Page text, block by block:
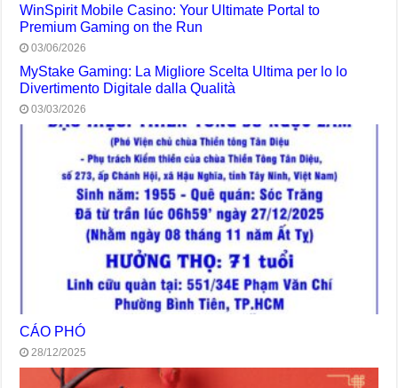
WinSpirit Mobile Casino: Your Ultimate Portal to
Premium Gaming on the Run
03/06/2026
MyStake Gaming: La Migliore Scelta Ultima per lo lo
Divertimento Digitale dalla Qualità
03/03/2026
CÁO PHÓ
28/12/2025